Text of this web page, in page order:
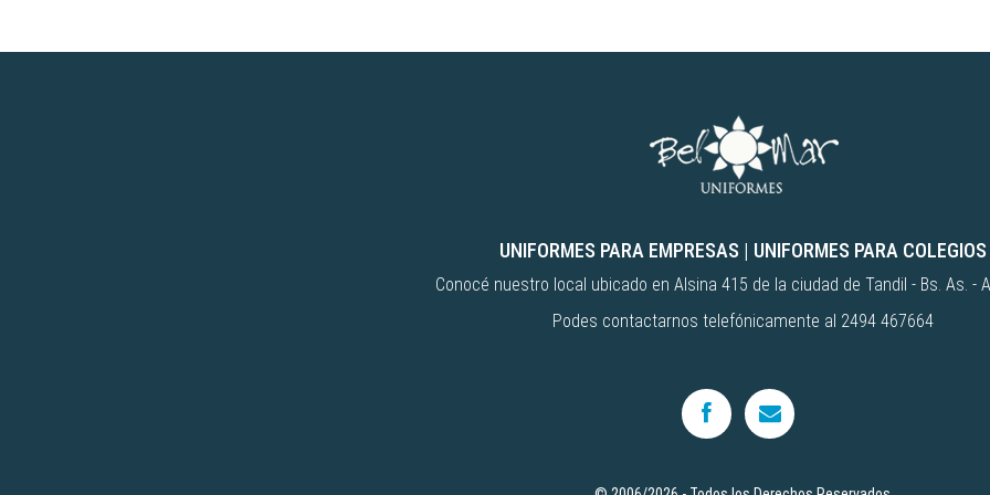
UNIFORMES PARA EMPRESAS | UNIFORMES PARA COLEGIOS
Conocé nuestro local ubicado en Alsina 415 de la ciudad de Tandil - Bs. As. -
Podes contactarnos telefónicamente al 2494 467664